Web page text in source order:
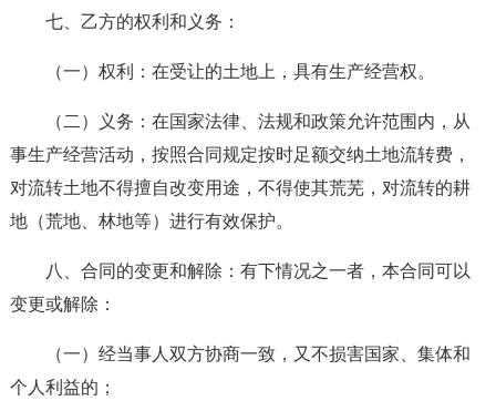
七、乙方的权利和义务：
（一）权利：在受让的土地上，具有生产经营权。
（二）义务：在国家法律、法规和政策允许范围内，从
事生产经营活动，按照合同规定按时足额交纳土地流转费，
对流转土地不得擅自改变用途，不得使其荒芜，对流转的耕
地（荒地、林地等）进行有效保护。
八、合同的变更和解除：有下情况之一者，本合同可以
变更或解除：
（一）经当事人双方协商一致，又不损害国家、集体和
个人利益的；